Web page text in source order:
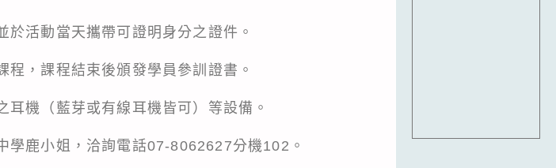
於活動當天攜帶可證明身分之證件。
程，課程結束後頒發學員參訓證書。
機（藍芽或有線耳機皆可）等設備。
學鹿小姐，洽詢電話07-8062627分機102。